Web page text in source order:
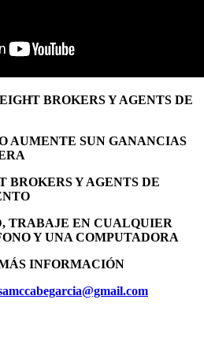
BROKERS Y AGENTS DE
AUMENTE SUN GANANCIAS
BROKERS Y AGENTS DE
TRABAJE EN CUALQUIER
Y UNA COMPUTADORA
INFORMACIÓN